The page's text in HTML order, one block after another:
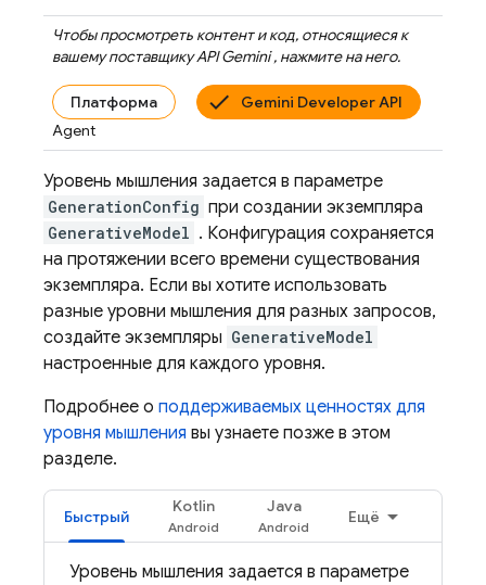
Чтобы просмотреть контент и код, относящиеся к
вашему поставщикуAPI Gemini, нажмите на него.
Платформа
Gemini Developer API
Agent
Уровень мышления задается в параметре
GenerationConfig при создании экземпляра
GenerativeModel . Конфигурация сохраняется
на протяжении всего времени существования
экземпляра. Если вы хотите использовать
разные уровни мышления для разных запросов,
создайте экземпляры GenerativeModel
настроенные для каждого уровня.
Подробнее о поддерживаемых ценностях для
уровня мышления вы узнаете позже в этом
разделе.
Быстрый
Kotlin Java
Ещё
Уровень мышления задается в параметре